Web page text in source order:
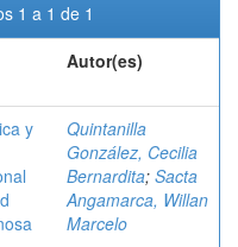
1 a 1 de 1
Autor(es)
y
Quintanilla
González, Cecilia
Bernardita; Sacta
Angamarca, Willan
Marcelo